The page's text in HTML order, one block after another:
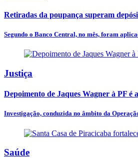
Retiradas da poupança superam
Segundo o Banco Central, no mês, foram
Justiça
Depoimento de Jaques Wagner à PF é
Investigação, conduzida no âmbito da
Saúde